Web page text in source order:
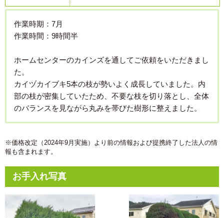
作業時期：7月
作業時間：9時間半
ホームセンターのカインズを通してご依頼をいただきまし
た。
カイヅカイブキ5本の枝が勢いよく成長していました。内
部の枝が密集していたため、不要な枝を切り落とし、全体
のバランスを見ながら丸みを帯びた樹形に整えました。
※価格改定（2024年9月実施）より前の情報および提携終了した法人の情
報も含まれます。
お手入れ写真